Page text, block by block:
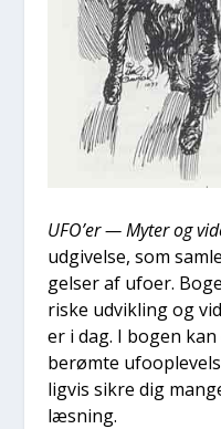
UFO’er — Myter og
udgi­vel­se, som
gel­ser af ufo­er.
ri­ske udvik­ling og
er i dag. I bogen
berøm­te
lig­vis sik­re dig
læs­ning.